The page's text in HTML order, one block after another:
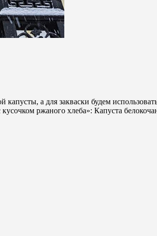
а для закваски будем
ржаного хлеба»: Капуста